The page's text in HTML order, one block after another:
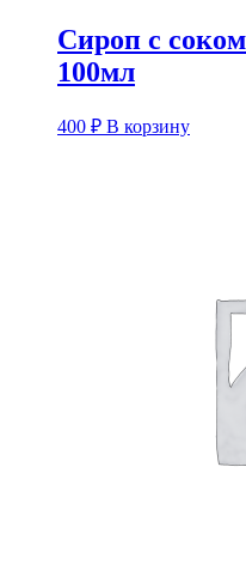
Сироп с
100мл
400 ₽ В корзину